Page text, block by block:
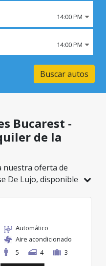
14:00 PM
14:00 PM
Buscar autos
Bucarest -
de la
nuestra oferta de
De Lujo, disponible
tarifas excelentes
Automático
Aire acondicionado
5
4 3